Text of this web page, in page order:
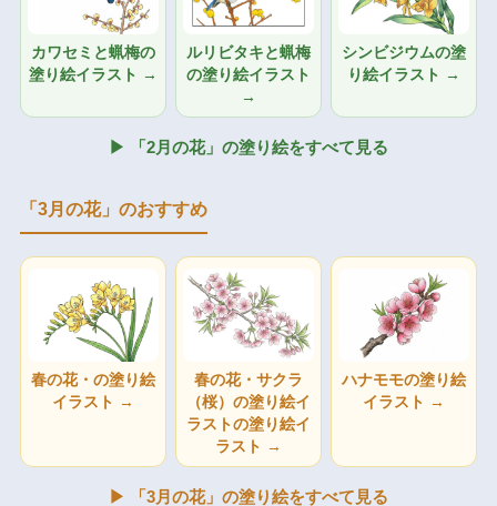
カワセミと蝋梅の
塗り絵イラスト →
ルリビタキと蝋梅
の塗り絵イラスト
→
シンビジウムの塗
り絵イラスト →
▶ 「2月の花」の塗り絵をすべて見る
「3月の花」のおすすめ
春の花・の塗り絵
イラスト →
春の花・サクラ
（桜）の塗り絵イ
ラストの塗り絵イ
ラスト →
ハナモモの塗り絵
イラスト →
▶ 「3月の花」の塗り絵をすべて見る